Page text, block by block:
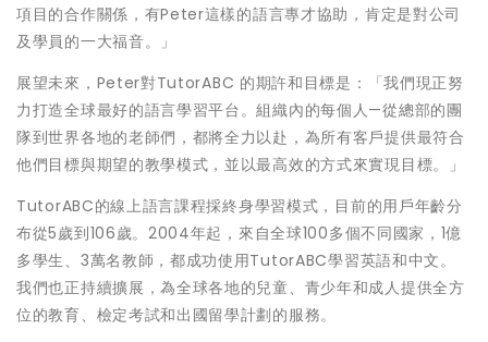
項目的合作關係，有Peter這樣的語言專才協助，肯定是對公司
及學員的一大福音。」
展望未來，Peter對TutorABC 的期許和目標是：「我們現正努
力打造全球最好的語言學習平台。組織內的每個人—從總部的團
隊到世界各地的老師們，都將全力以赴，為所有客戶提供最符合
他們目標與期望的教學模式，並以最高效的方式來實現目標。」
TutorABC的線上語言課程採終身學習模式，目前的用戶年齡分
布從5歲到106歲。2004年起，來自全球100多個不同國家，1億
多學生、3萬名教師，都成功使用TutorABC學習英語和中文。
我們也正持續擴展，為全球各地的兒童、青少年和成人提供全方
位的教育、檢定考試和出國留學計劃的服務。